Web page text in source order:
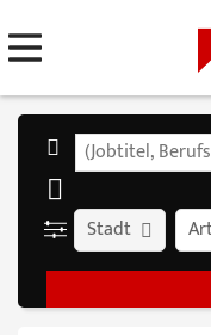
Stadt